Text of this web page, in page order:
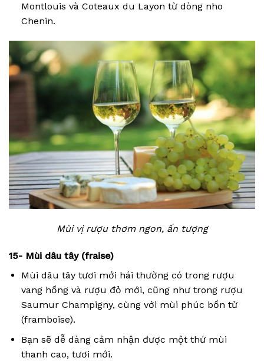
Montlouis và Coteaux du Layon từ dòng nho
Chenin.
Mùi vị rượu thơm ngon, ấn tượng
15- Mùi dâu tây (fraise)
Mùi dâu tây tươi mới hái thường có trong rượu
vang hồng và rượu đỏ mới, cũng như trong rượu
Saumur Champigny, cùng với mùi phúc bồn tử
(framboise).
Bạn sẽ dễ dàng cảm nhận được một thứ mùi
thanh cao, tươi mới.